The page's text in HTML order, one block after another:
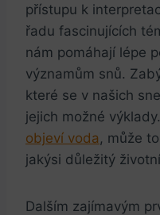
přístupu k‍
řadu fascinujících
nám pomáhají lépe
významům snů.
které se‍ v našich
jejich⁣ možné
objeví voda , může
jakýsi důležitý
Dalším zajímavým